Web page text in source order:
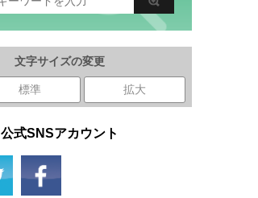
文字サイズの変更
標準 拡大
公式SNSアカウント